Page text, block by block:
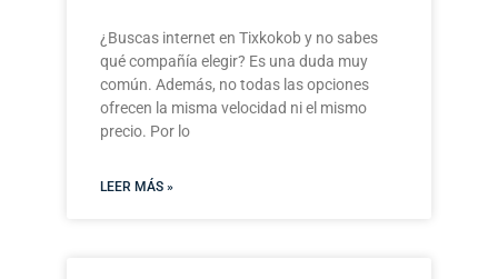
¿Buscas internet en Tixkokob y no sabes
qué compañía elegir? Es una duda muy
común. Además, no todas las opciones
ofrecen la misma velocidad ni el mismo
precio. Por lo
LEER MÁS »